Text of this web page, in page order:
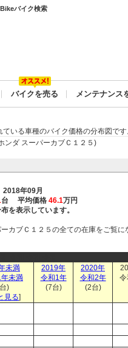
バイク検索
バイクを売る メンテナンス
いる車種のバイク価格の分布図です
ンダ スーパーカブＣ１２５)
2018年09月
台 平均価格 46.1万円
を表示しています。
カブＣ１２５の全ての在庫をご覧に
未満
未満
)
見る]
2019年
令和1年
(7台)
2020年
令和2年
(2台)